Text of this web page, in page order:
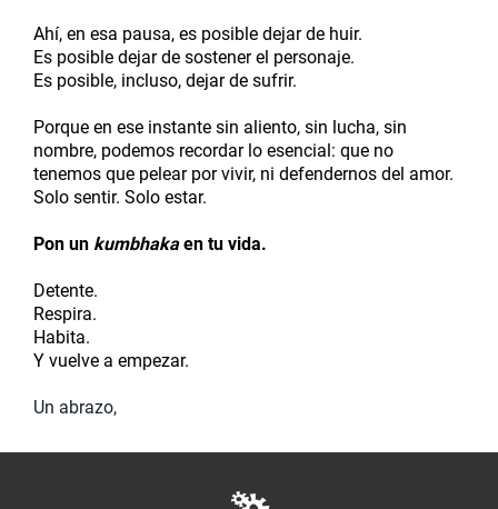
Ahí, en esa pausa, es posible dejar de huir.
Es posible dejar de sostener el personaje.
Es posible, incluso, dejar de sufrir.
Porque en ese instante sin aliento, sin lucha, sin
nombre, podemos recordar lo esencial: que no
tenemos que pelear por vivir, ni defendernos del amor.
Solo sentir. Solo estar.
Pon un kumbhakaen tu vida.
Detente.
Respira.
Habita.
Y vuelve a empezar.
Un abrazo,